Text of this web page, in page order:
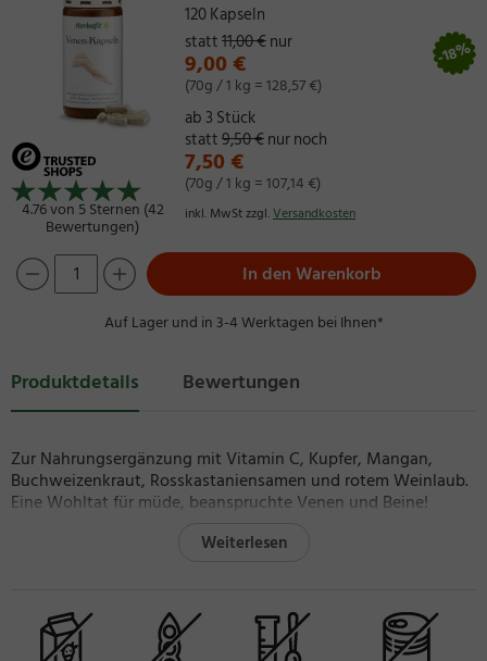
4.76 von 5 Sternen (42
Bewertungen)
120 Kapseln
statt11,00 €nur
9,00 €
(70g / 1 kg = 128,57 €)
ab 3 Stück
statt9,50 €nur noch
7,50 €
(70g / 1 kg = 107,14 €)
-18%
inkl. MwSt zzgl.Versandkosten
In den Warenkorb
Auf Lager und in 3-4 Werktagen bei Ihnen*
Produktdetails Bewertungen
Zur Nahrungsergänzung mit Vitamin C, Kupfer, Mangan,
Buchweizenkraut, Rosskastaniensamen und rotem Weinlaub.
Eine Wohltat für müde, beanspruchte Venen und Beine!
Folgende Wirkungen sind wissenschaftlich gesichert:
Mangan trägt zu einer gesunden Bindegewebsbildung bei
Kupfer trägt zur Erhaltung eines gesunden Bindegewebes
Weiterlesen